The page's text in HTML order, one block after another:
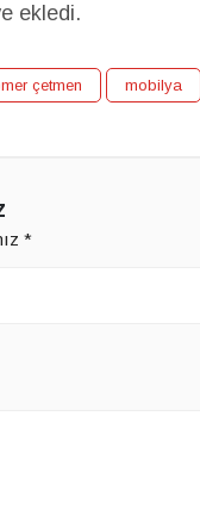
ekledi.
çetmen mobilya
*